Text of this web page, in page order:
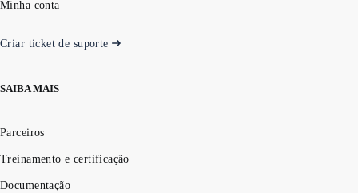
Minha conta
Criar ticket de suporte
SAIBA MAIS
Parceiros
Treinamento e certificação
Documentação